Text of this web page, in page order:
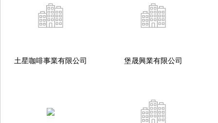
土星咖啡事業有限公司 堡晟興業有限公司